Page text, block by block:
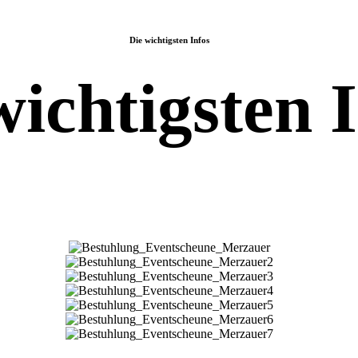
Die wichtigsten Infos
Bestuhlung_Eventscheune_Merzauer
Bestuhlung_Eventscheune_Merzauer2
Bestuhlung_Eventscheune_Merzauer3
Bestuhlung_Eventscheune_Merzauer4
Bestuhlung_Eventscheune_Merzauer5
Bestuhlung_Eventscheune_Merzauer6